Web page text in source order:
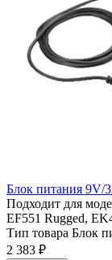
Блок питания 9V/
Подходит для
EF551 Rugged,
Тип товара Блок
2 383 ₽